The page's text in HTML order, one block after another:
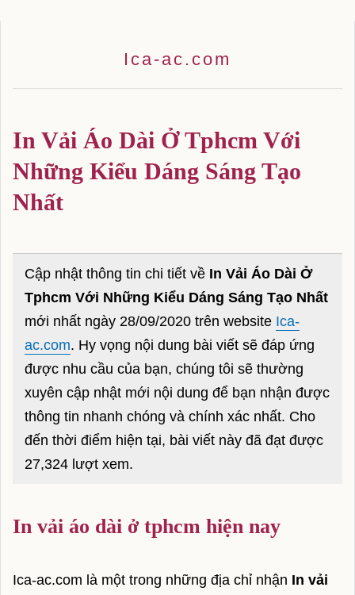
Ica-ac.com
Trang TTĐTTH Của công ty VietnewsCorp
Lầu 3 - Compa Building - 293 Điện Biên
Phủ - Phường 15 - Bình Thạnh - TPHCM
Dự báo thời tiết
Thời tiết đà nẵng
Thời tiết tphcm
Giá vàng hôm nay
Giá lợn hơi
Giá xăng hôm nay
Tử vi hàng ngày
In Vải Áo Dài Ở Tphcm Với
Những Kiểu Dáng Sáng Tạo
Nhất
Cập nhật thông tin chi tiết về In Vải Áo Dài Ở
Tphcm Với Những Kiểu Dáng Sáng Tạo Nhất
mới nhất ngày 28/09/2020 trên website Ica-
ac.com. Hy vọng nội dung bài viết sẽ đáp ứng
được nhu cầu của bạn, chúng tôi sẽ thường
xuyên cập nhật mới nội dung để bạn nhận được
thông tin nhanh chóng và chính xác nhất. Cho
đến thời điểm hiện tại, bài viết này đã đạt được
27,324 lượt xem.
In vải áo dài ở tphcm hiện nay
Ica-ac.com là một trong những địa chỉ nhận In vải